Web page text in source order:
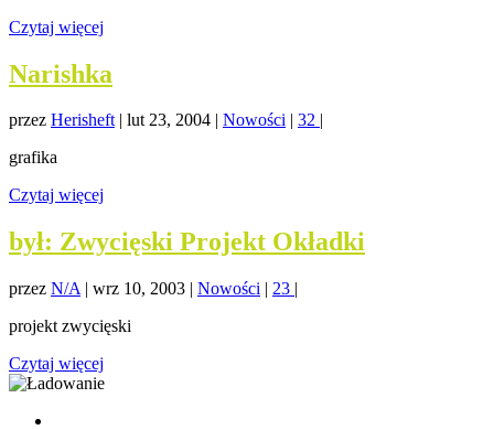
Czytaj więcej
Narishka
przez Herisheft| lut 23, 2004 Nowości 32
grafika
Czytaj więcej
był: Zwycięski Projekt Okładki
przez N/A | wrz 10, 2003 | Nowości | 23 |
projekt zwycięski
Czytaj więcej